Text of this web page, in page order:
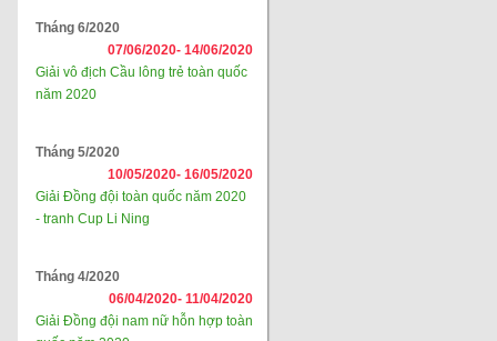
Tháng 6/2020
07/06/2020- 14/06/2020
Giải vô địch Cầu lông trẻ toàn quốc
năm 2020
Tháng 5/2020
10/05/2020- 16/05/2020
Giải Đồng đội toàn quốc năm 2020
- tranh Cup Li Ning
Tháng 4/2020
06/04/2020- 11/04/2020
Giải Đồng đội nam nữ hỗn hợp toàn